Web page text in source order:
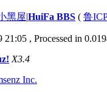
黑屋|HuiFa BBS ( 鲁
21:05 , Processed in
X3.4
Inc.